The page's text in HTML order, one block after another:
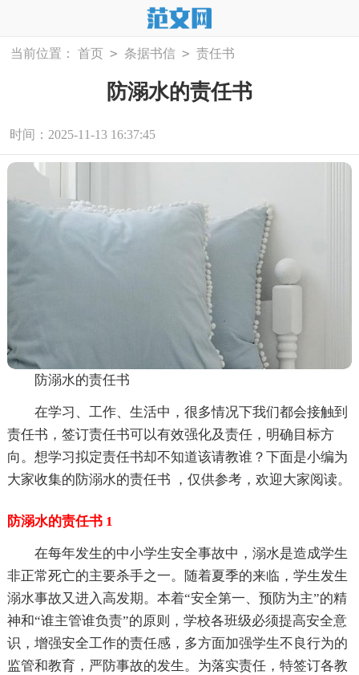
当前位置： 首页 > 条据书信 > 责任书
防溺水的责任书
时间：2025-11-13 16:37:45
防溺水的责任书
在学习、工作、生活中，很多情况下我们都会接触到
责任书，签订责任书可以有效强化及责任，明确目标方
向。想学习拟定责任书却不知道该请教谁？下面是小编为
大家收集的防溺水的责任书 ，仅供参考，欢迎大家阅读。
防溺水的责任书 1
在每年发生的中小学生安全事故中，溺水是造成学生
非正常死亡的主要杀手之一。随着夏季的来临，学生发生
溺水事故又进入高发期。本着“安全第一、预防为主”的精
神和“谁主管谁负责”的原则，学校各班级必须提高安全意
识，增强安全工作的责任感，多方面加强学生不良行为的
监管和教育，严防事故的发生。为落实责任，特签订各教